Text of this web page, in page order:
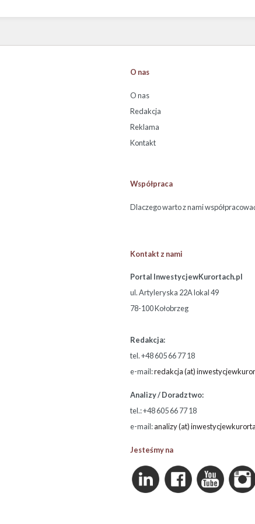
O nas
O nas
Redakcja
Reklama
Kontakt
Współpraca
Dlaczego warto z nami
Kontakt z nami
Portal InwestycjewKurortach.pl
ul. Artyleryska 22A lokal 49
78-100 Kołobrzeg
Redakcja:
tel. +48 605 66 77 18
e-mail:redakcja (at)
Analizy / Doradztwo:
tel.: +48 605 66 77 18
e-mail:analizy (at)
Jesteśmy na